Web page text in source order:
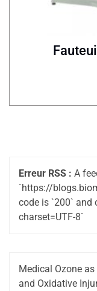
Erreur RSS : A
`https://
code is `200` and
charset=UTF-8`
Medical Ozone
and Oxidative